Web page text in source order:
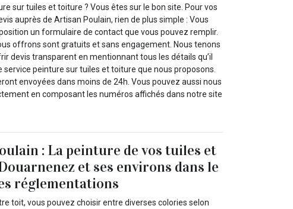
sur tuiles et toiture ? Vous êtes sur le bon site. Pour vos
auprès de Artisan Poulain, rien de plus simple : Vous
un formulaire de contact que vous pouvez remplir.
offrons sont gratuits et sans engagement. Nous tenons
devis transparent en mentionnant tous les détails qu’il
service peinture sur tuiles et toiture que nous proposons.
envoyées dans moins de 24h. Vous pouvez aussi nous
en composant les numéros affichés dans notre site
: La peinture de vos tuiles et
et ses environs dans le
réglementations
toit, vous pouvez choisir entre diverses colories selon